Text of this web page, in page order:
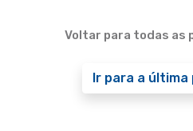
Voltar para todas as
Ir para a última